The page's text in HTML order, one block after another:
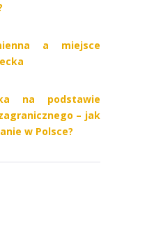
a miejsce
na podstawie
– jak
w Polsce?